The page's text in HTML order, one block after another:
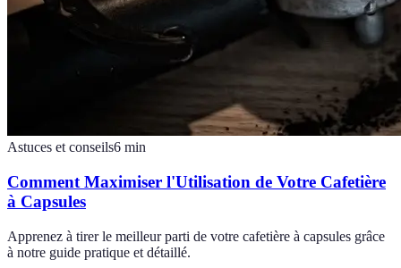
Astuces et conseils6 min
Comment Maximiser l'Utilisation de Votre Cafetière
à Capsules
Apprenez à tirer le meilleur parti de votre cafetière à capsules grâce
à notre guide pratique et détaillé.